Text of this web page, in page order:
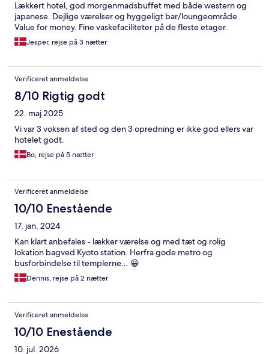
Lækkert hotel, god morgenmadsbuffet med både western og
japanese. Dejlige værelser og hyggeligt bar/loungeområde.
Value for money. Fine vaskefaciliteter på de fleste etager.
Jesper, rejse på 3 nætter
Verificeret anmeldelse
8/10 Rigtig godt
22. maj 2025
Vi var 3 voksen af sted og den 3 opredning er ikke god ellers var
hotelet godt.
Bo, rejse på 5 nætter
Verificeret anmeldelse
10/10 Enestående
17. jan. 2024
Kan klart anbefales - lækker værelse og med tæt og rolig
lokation bagved Kyoto station. Herfra gode metro og
busforbindelse til templerne… 😀
Dennis, rejse på 2 nætter
Verificeret anmeldelse
10/10 Enestående
10. jul. 2026